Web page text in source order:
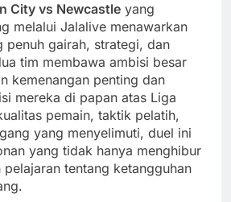
City vs Newcastle yang
melalui Jalalive menawarkan
penuh gairah, strategi, dan
tim membawa ambisi besar
kemenangan penting dan
mereka di papan atas Liga
pemain, taktik pelatih,
yang menyelimuti, duel ini
yang tidak hanya menghibur
tentang ketangguhan